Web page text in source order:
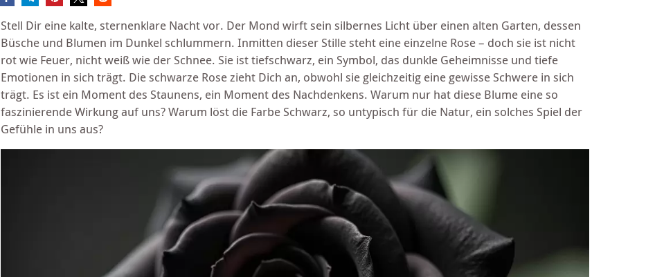
Stell Dir eine kalte, sternenklare Nacht vor. Der Mond wirft sein silbernes Licht über einen alten Garten, dessen
Büsche und Blumen im Dunkel schlummern. Inmitten dieser Stille steht eine einzelne Rose – doch sie ist nicht
rot wie Feuer, nicht weiß wie der Schnee. Sie ist tiefschwarz, ein Symbol, das dunkle Geheimnisse und tiefe
Emotionen in sich trägt. Die schwarze Rose zieht Dich an, obwohl sie gleichzeitig eine gewisse Schwere in sich
trägt. Es ist ein Moment des Staunens, ein Moment des Nachdenkens. Warum nur hat diese Blume eine so
faszinierende Wirkung auf uns? Warum löst die Farbe Schwarz, so untypisch für die Natur, ein solches Spiel der
Gefühle in uns aus?